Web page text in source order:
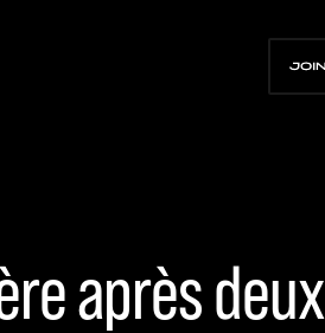
après deux